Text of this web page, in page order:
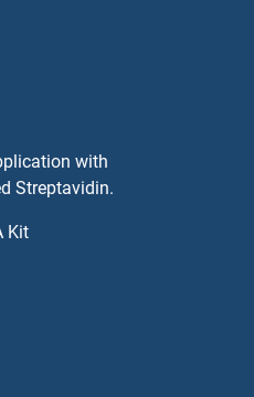
with
Streptavidin.
Kit